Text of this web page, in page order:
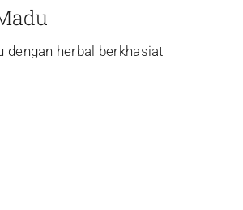
dengan herbal berkhasiat